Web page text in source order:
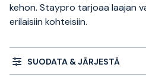
kehon. Staypro tarjoaa laajan
erilaisiin kohteisiin.
SUODATA & JÄRJESTÄ